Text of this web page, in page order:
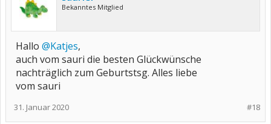
Bekanntes Mitglied
Hallo @Katjes,
auch vom sauri die besten Glückwünsche
nachträglich zum Geburtstsg. Alles liebe
vom sauri
#18
31. Januar 2020